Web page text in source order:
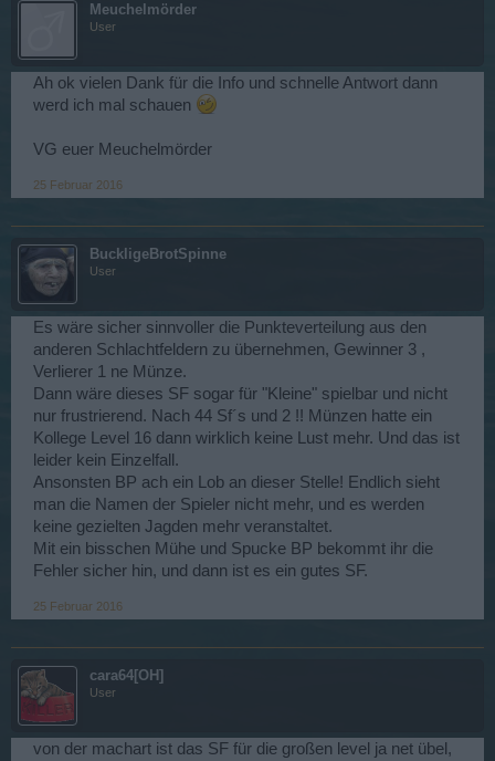
Meuchelmörder
User
Ah ok vielen Dank für die Info und schnelle Antwort dann
werd ich mal schauen
VG euer Meuchelmörder
25 Februar 2016
BuckligeBrotSpinne
User
Es wäre sicher sinnvoller die Punkteverteilung aus den
anderen Schlachtfeldern zu übernehmen, Gewinner 3 ,
Verlierer 1 ne Münze.
Dann wäre dieses SF sogar für "Kleine" spielbar und nicht
nur frustrierend. Nach 44 Sf´s und 2 !! Münzen hatte ein
Kollege Level 16 dann wirklich keine Lust mehr. Und das ist
leider kein Einzelfall.
Ansonsten BP ach ein Lob an dieser Stelle! Endlich sieht
man die Namen der Spieler nicht mehr, und es werden
keine gezielten Jagden mehr veranstaltet.
Mit ein bisschen Mühe und Spucke BP bekommt ihr die
Fehler sicher hin, und dann ist es ein gutes SF.
25 Februar 2016
cara64[OH]
User
von der machart ist das SF für die großen level ja net übel,